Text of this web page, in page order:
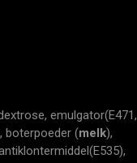
emulgator(E471,
boterpoeder (melk),